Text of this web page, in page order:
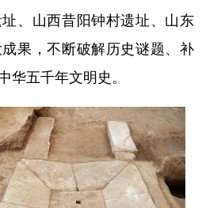
、山西昔阳钟村遗址、山东
果，不断破解历史谜题、补
华五千年文明史。